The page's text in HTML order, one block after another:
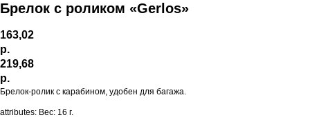
Брелок с роликом «Gerlos»
163,02
р.
219,68
р.
Брелок-ролик с карабином, удобен для багажа.
attributes: Вес: 16 г.